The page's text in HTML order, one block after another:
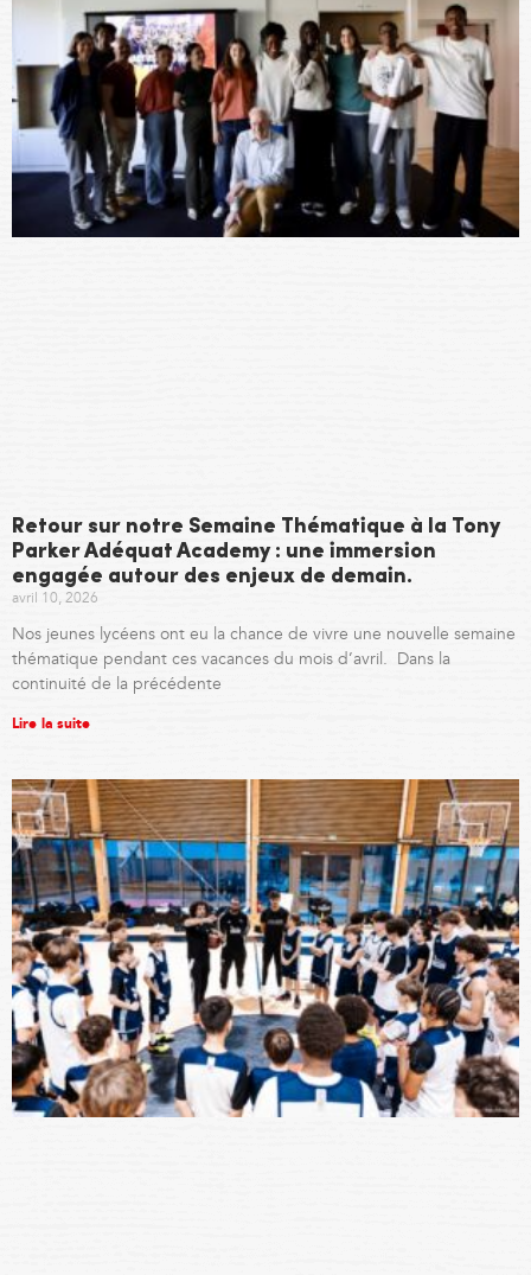
Retour sur notre Semaine Thématique à la Tony
Parker Adéquat Academy : une immersion
engagée autour des enjeux de demain.
avril 10, 2026
Nos jeunes lycéens ont eu la chance de vivre une nouvelle semaine
thématique pendant ces vacances du mois d’avril. Dans la
continuité de la précédente
Lire la suite